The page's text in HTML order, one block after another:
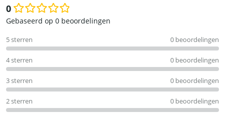
0
Waardering
uit
5
Gebaseerd op 0 beoordelingen
5 sterren 0 beoordelingen
4 sterren 0 beoordelingen
3 sterren 0 beoordelingen
2 sterren 0 beoordelingen